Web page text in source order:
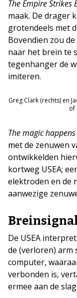
The Empire Strikes
maak. De drager
grotendeels met
Bovendien zou
naar het brein te
tegenhanger de
imiteren.
Greg Clark (rechts) en
of
The magic happens
met de zenuwen
ontwikkelden
kortweg USEA;
elektroden en de
aanwezige
De USEA
de (verloren) arm
computer,
verbonden is,
ermee aan de